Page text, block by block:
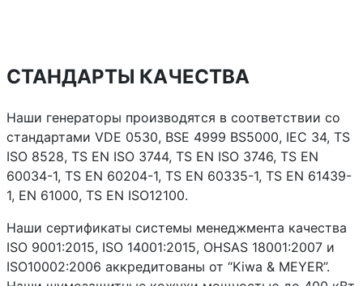
СТАНДАРТЫ КАЧЕСТВА
Наши генераторы производятся в соответствии со
стандартами VDE 0530, BSE 4999 BS5000, IEC 34, TS
ISO 8528, TS EN ISO 3744, TS EN ISO 3746, TS EN
60034-1, TS EN 60204-1, TS EN 60335-1, TS EN 61439-
1, EN 61000, TS EN ISO12100.
Наши сертификаты системы менеджмента качества
ISO 9001:2015, ISO 14001:2015, OHSAS 18001:2007 и
ISO10002:2006 аккредитованы от “Kiwa & MEYER”.